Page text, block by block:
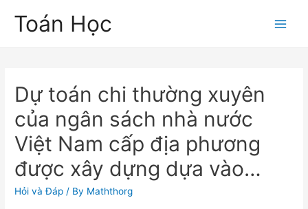
Toán Học
Dự toán chi thường xuyên
của ngân sách nhà nước
Việt Nam cấp địa phương
được xây dựng dựa vào…
Hỏi và Đáp / By Maththorg